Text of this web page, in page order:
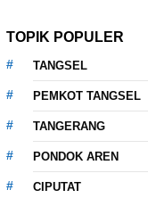
TOPIK POPULER
TANGSEL
PEMKOT TANGSEL
TANGERANG
PONDOK AREN
CIPUTAT